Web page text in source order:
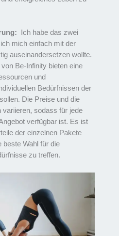
Ich habe das zwei
mich einfach mit der
auseinandersetzen wollte.
Be-Infinity bieten eine
und
Bedürfnissen der
Die Preise und die
variieren, sodass für jede
verfügbar ist. Es ist
der einzelnen Pakete
beste Wahl für die
zu treffen.